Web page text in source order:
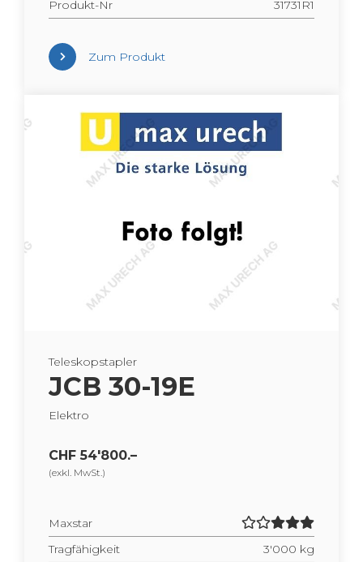
Pro­dukt-Nr 31731R1
Zum Pro­dukt
Te­le­skop­stap­ler
JCB 30-19E
Elek­tro
CHF 54'800.–
(exkl. MwSt.)
Max­star
Trag­fä­hig­keit
3'000 kg